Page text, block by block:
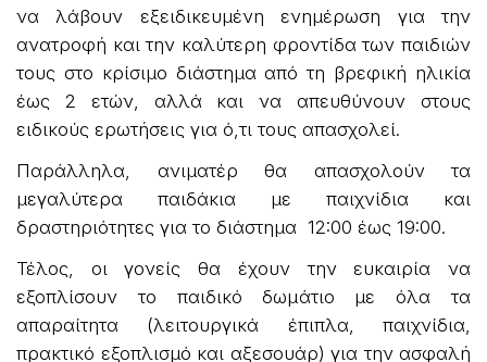
να λάβουν εξειδικευμένη ενημέρωση για την
ανατροφή και την καλύτερη φροντίδα των παιδιών
τους στο κρίσιμο διάστημα από τη βρεφική ηλικία
έως 2 ετών, αλλά και να απευθύνουν στους
ειδικούς ερωτήσεις για ό,τι τους απασχολεί.
Παράλληλα, ανιματέρ θα απασχολούν τα
μεγαλύτερα παιδάκια με παιχνίδια και
δραστηριότητες για το διάστημα 12:00 έως 19:00.
Τέλος, οι γονείς θα έχουν την ευκαιρία να
εξοπλίσουν το παιδικό δωμάτιο με όλα τα
απαραίτητα (λειτουργικά έπιπλα, παιχνίδια,
πρακτικό εξοπλισμό και αξεσουάρ) για την ασφαλή